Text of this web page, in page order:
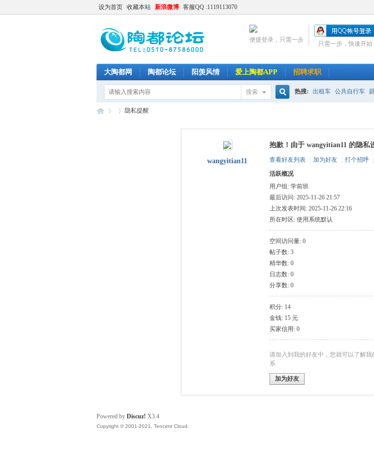
设为首页 收藏本站 新浪微博 客服QQ :1119113070
只需一步，快速开始
便捷登录，只需一步
大陶都网 陶都论坛 阳羡风情 爱上陶都APP 招聘求职
搜索
索
热搜: 出租车 公共自行车
隐私提醒
wangyitian11
抱歉！由于 wangyitian11 的隐私
查看好友列表 加为好友 打个招呼
活跃概况
用户组: 学前班
最后访问: 2025-11-26 21:57
上次发表时间: 2025-11-26 22:16
所在时区: 使用系统默认
空间访问量: 0
帖子数: 3
精华数: 0
日志数: 0
分享数: 0
积分: 14
金钱: 15 元
买家信用: 0
请加入到我的好友中，您就可以了解
系
加为好友
Powered by Discuz! X3.4
Copyright © 2001-2021, Tencent Cloud.